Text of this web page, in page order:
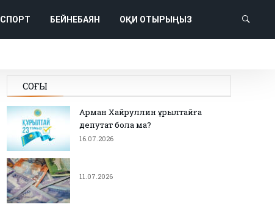
СПОРТ БЕЙНЕБАЯН ОҚИ ОТЫРЫҢЫЗ
СОҢҒЫ
Арман Хайруллин Құрылтайға
депутат бола ма?
16.07.2026
11.07.2026